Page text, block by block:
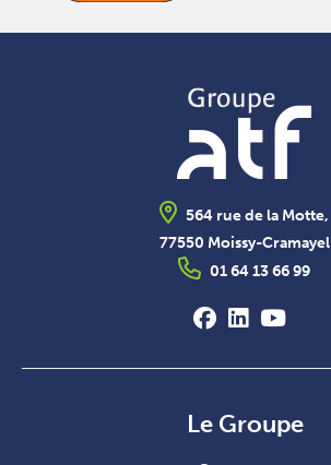
564 rue de la Motte,
77550 Moissy-Cramayel
01 64 13 66 99
Le Groupe